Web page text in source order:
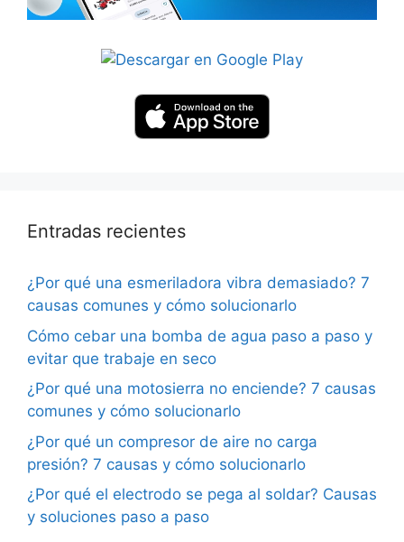
Entradas recientes
¿Por qué una esmeriladora vibra demasiado? 7
causas comunes y cómo solucionarlo
Cómo cebar una bomba de agua paso a paso y
evitar que trabaje en seco
¿Por qué una motosierra no enciende? 7 causas
comunes y cómo solucionarlo
¿Por qué un compresor de aire no carga
presión? 7 causas y cómo solucionarlo
¿Por qué el electrodo se pega al soldar? Causas
y soluciones paso a paso